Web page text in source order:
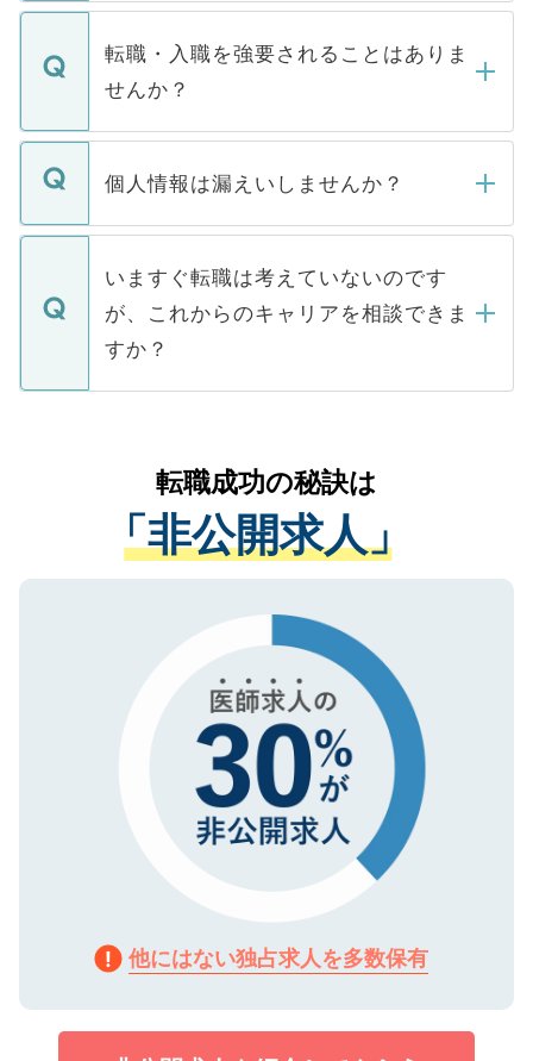
ます。通常、5営業日以内にはご連絡をせて
いただきますので、しばらくお待ちくださ
マイナビDOCTORで取り扱っている求人の
うち約3割は、Webサイトからご覧いただ
けない「非公開求人」です。非公開求人は
下記の理由によって、一般には公開してい
ません。
■応募殺到を避けるため 人気のある医療機
関を公にしてしまうと、応募が殺到する場
に、医療機関が求める条件に合った人材の
みを人材紹介会社に依頼するケースが増え
ています。
転職・入職を強要されることはありま
せんか？
転職・入職を強要することは一切ありませ
ん。また、仮に応募先から内定をいただい
定を承諾する必要はありません。内定先へ
の辞退の連絡はキャリアパートナーが行い
個人情報は漏えいしませんか？
個人情報が漏えいすることはありませんの
で、ご安心ください。当サイトからの登録
などで収集したご登録者様の個人情報は、
ご本人のキャリアアップおよび転職活動の
支援を目的に使用いたします。お預かりし
ているすべての個人データはご本人の許可
は、個人情報の取り扱いについての厳密な
管理基準を満たした事業者のみに付与され
る、プライバシーマークを取得済みです。
で、機密保持に関してもご安心ください。
いますぐ転職は考えていないのです
が、これからのキャリアを相談できま
すか？
かがいして、現在の医療機関の状況や紹介
経験をまじえながら、適切なアドバイスを
させていただきます。すぐにご転職をされ
ない方には、長期的なサポートが可能です
ので、まずはご登録ください。
転職成功の秘訣は
「非公開求人」
他にはない独占求人を多数保有